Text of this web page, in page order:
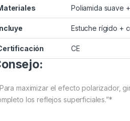
Poliamida suave
Estuche rígido +
CE
maximizar el efecto polarizador,
los reflejos superficiales.”*